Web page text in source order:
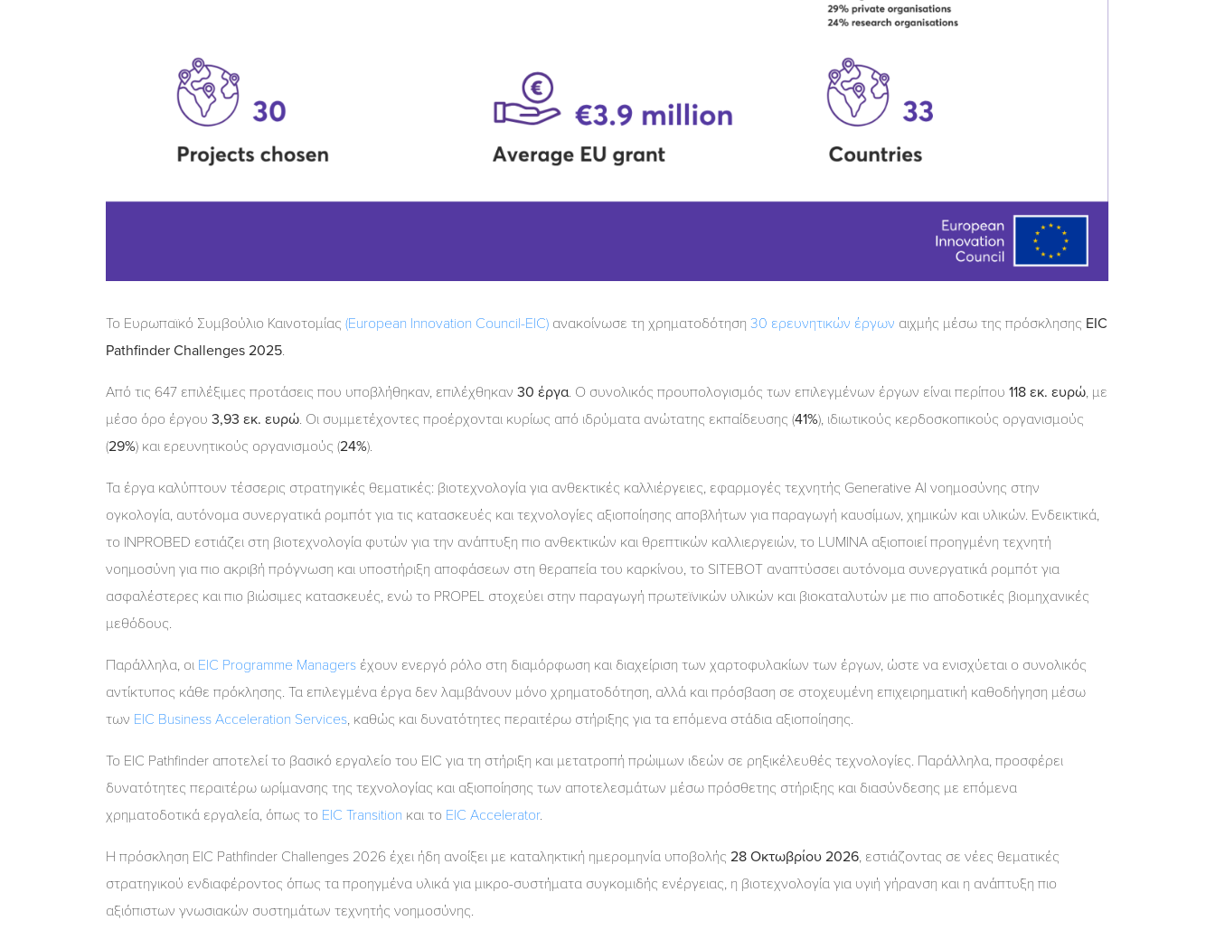
Το Ευρωπαϊκό Συμβούλιο Καινοτομίας (European Innovation Council-EIC) ανακοίνωσε τη χρηματοδότηση 30 ερευνητικών έργων αιχμής μέσω της πρόσκλησης EIC
Pathfinder Challenges 2025.
Από τις 647 επιλέξιμες προτάσεις που υποβλήθηκαν, επιλέχθηκαν 30 έργα. Ο συνολικός προυπολογισμός των επιλεγμένων έργων είναι περίπου 118 εκ. ευρώ, με
μέσο όρο έργου 3,93 εκ. ευρώ. Οι συμμετέχοντες προέρχονται κυρίως από ιδρύματα ανώτατης εκπαίδευσης (41%), ιδιωτικούς κερδοσκοπικούς οργανισμούς
(29%) και ερευνητικούς οργανισμούς (24%).
Τα έργα καλύπτουν τέσσερις στρατηγικές θεματικές: βιοτεχνολογία για ανθεκτικές καλλιέργειες, εφαρμογές τεχνητής Generative AI νοημοσύνης στην
ογκολογία, αυτόνομα συνεργατικά ρομπότ για τις κατασκευές και τεχνολογίες αξιοποίησης αποβλήτων για παραγωγή καυσίμων, χημικών και υλικών. Ενδεικτικά,
το INPROBED εστιάζει στη βιοτεχνολογία φυτών για την ανάπτυξη πιο ανθεκτικών και θρεπτικών καλλιεργειών, το LUMINA αξιοποιεί προηγμένη τεχνητή
νοημοσύνη για πιο ακριβή πρόγνωση και υποστήριξη αποφάσεων στη θεραπεία του καρκίνου, το SITEBOT αναπτύσσει αυτόνομα συνεργατικά ρομπότ για
ασφαλέστερες και πιο βιώσιμες κατασκευές, ενώ το PROPEL στοχεύει στην παραγωγή πρωτεϊνικών υλικών και βιοκαταλυτών με πιο αποδοτικές βιομηχανικές
μεθόδους.
Παράλληλα, οι EIC Programme Managers έχουν ενεργό ρόλο στη διαμόρφωση και διαχείριση των χαρτοφυλακίων των έργων, ώστε να ενισχύεται ο συνολικός
αντίκτυπος κάθε πρόκλησης. Τα επιλεγμένα έργα δεν λαμβάνουν μόνο χρηματοδότηση, αλλά και πρόσβαση σε στοχευμένη επιχειρηματική καθοδήγηση μέσω
των EIC Business Acceleration Services, καθώς και δυνατότητες περαιτέρω στήριξης για τα επόμενα στάδια αξιοποίησης.
Το EIC Pathfinder αποτελεί το βασικό εργαλείο του EIC για τη στήριξη και μετατροπή πρώιμων ιδεών σε ρηξικέλευθές τεχνολογίες. Παράλληλα, προσφέρει
δυνατότητες περαιτέρω ωρίμανσης της τεχνολογίας και αξιοποίησης των αποτελεσμάτων μέσω πρόσθετης στήριξης και διασύνδεσης με επόμενα
χρηματοδοτικά εργαλεία, όπως το EIC Transition και το EIC Accelerator.
Η πρόσκληση EIC Pathfinder Challenges 2026 έχει ήδη ανοίξει με καταληκτική ημερομηνία υποβολής 28 Οκτωβρίου 2026, εστιάζοντας σε νέες θεματικές
στρατηγικού ενδιαφέροντος όπως τα προηγμένα υλικά για μικρο-συστήματα συγκομιδής ενέργειας, η βιοτεχνολογία για υγιή γήρανση και η ανάπτυξη πιο
αξιόπιστων γνωσιακών συστημάτων τεχνητής νοημοσύνης.